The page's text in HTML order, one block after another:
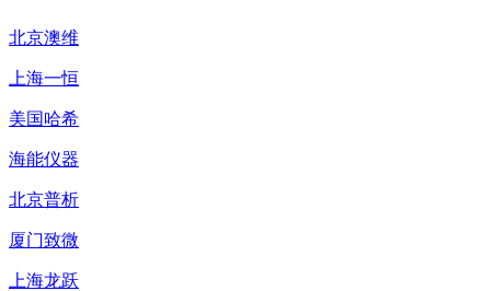
北京澳维
上海一恒
美国哈希
海能仪器
北京普析
厦门致微
上海龙跃